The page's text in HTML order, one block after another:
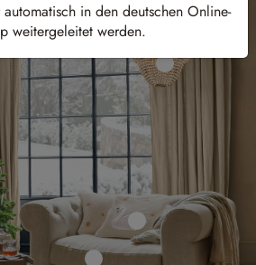
in den deutschen Online-
weitergeleitet werden.